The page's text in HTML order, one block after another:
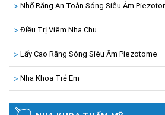
Nhổ Răng An Toàn Sóng Siêu Âm
Điều Trị Viêm Nha Chu
Lấy Cao Răng Sóng Siêu Âm Piezotome
Nha Khoa Trẻ Em